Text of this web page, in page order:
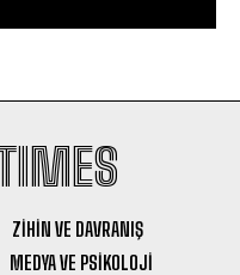
ZIHIN VE DAVRANIŞ
MEDYA VE PSIKOLOJI